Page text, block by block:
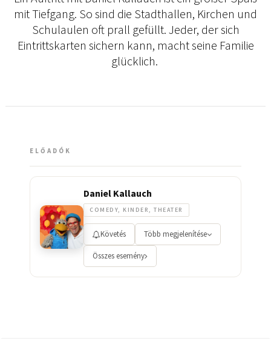
mit Tiefgang. So sind die Stadthallen, Kirchen und
Schulaulen oft prall gefüllt. Jeder, der sich
Eintrittskarten sichern kann, macht seine Familie
glücklich.
ELŐADÓK
Daniel Kallauch
COMEDY, KINDER, THEATER
Követés Több megjelenítése
Összes esemény